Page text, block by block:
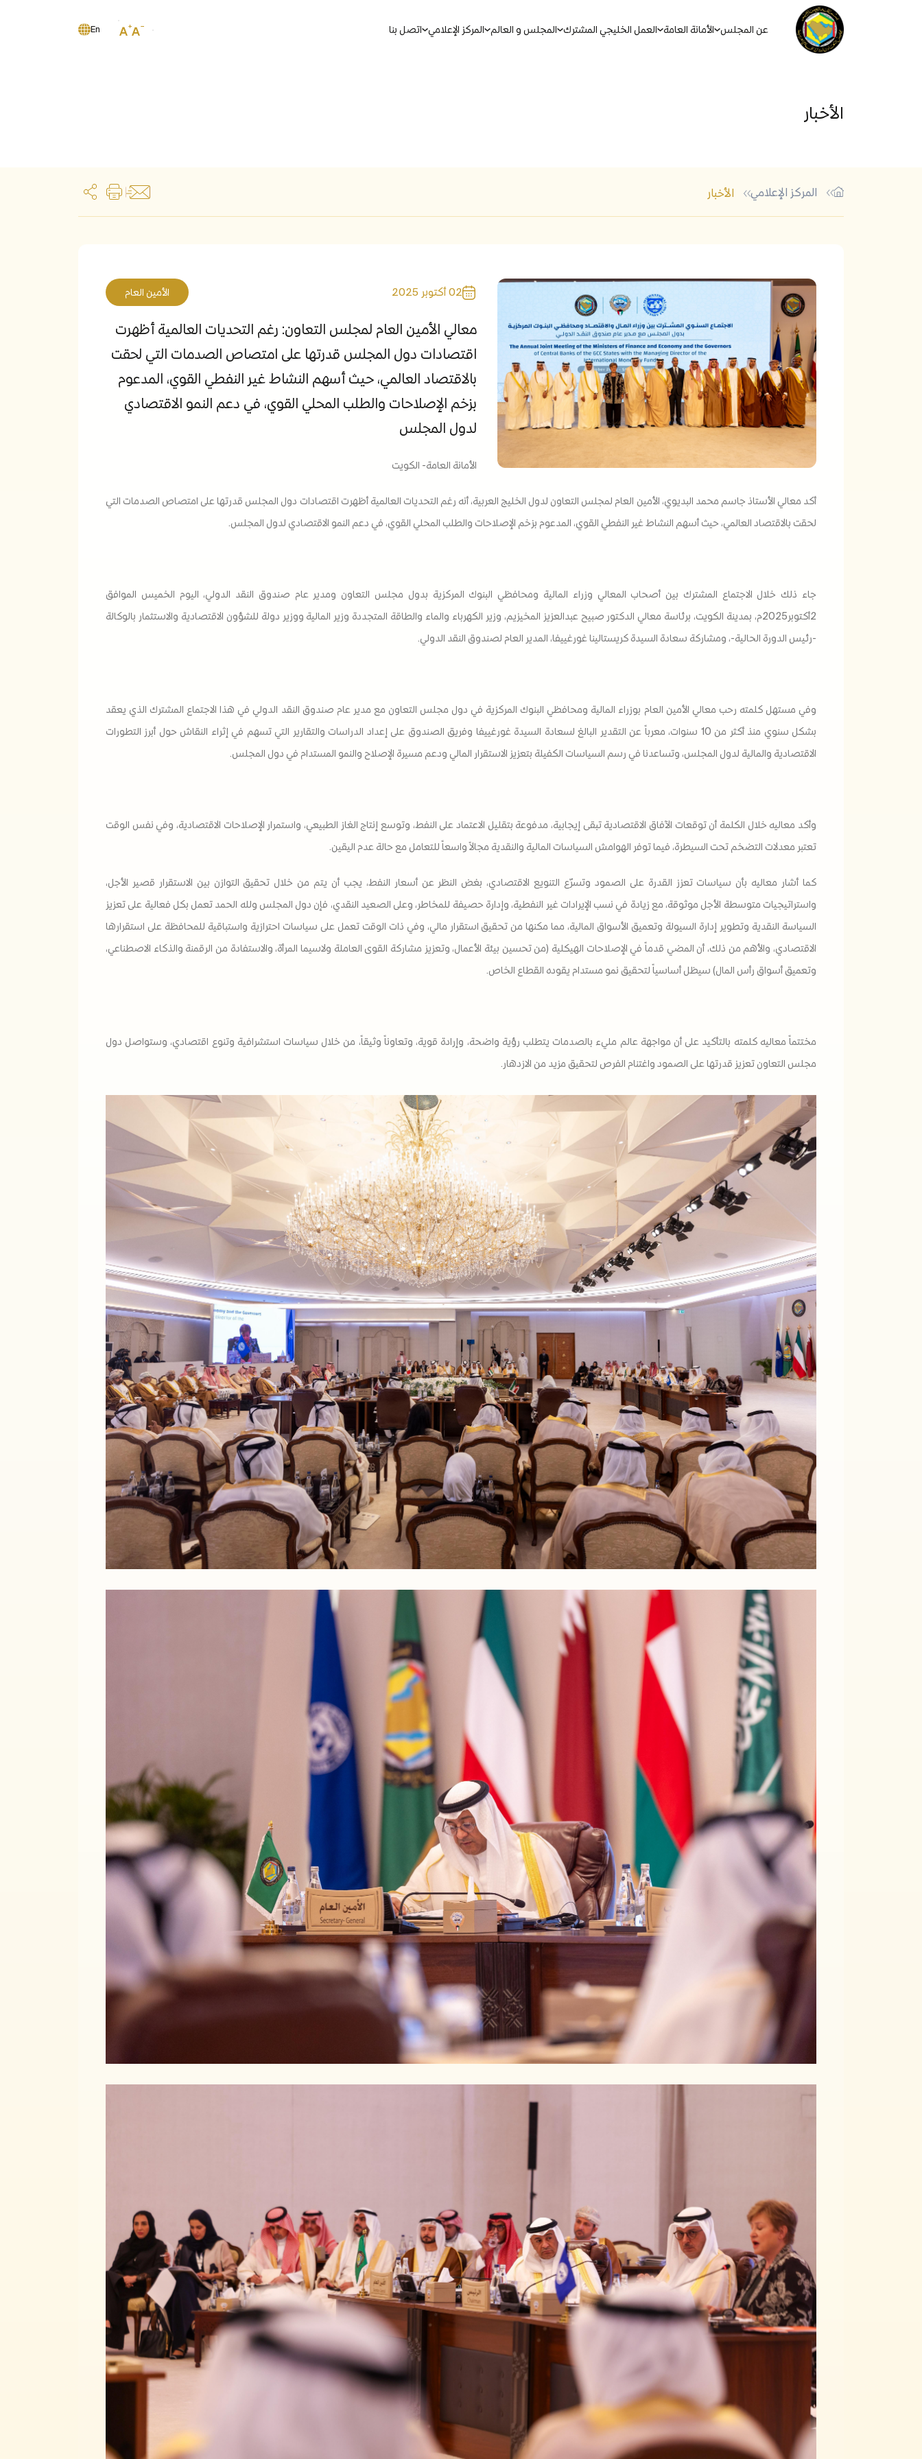
عن المجلس الأمانة العامة العمل الخليجي المشترك المجلس و العالم المركز الإعلامي اتصل بنا En
الأخبار
المركز الإعلامي الأخبار
02 أكتوبر 2025 الأمين العام
معالي الأمين العام لمجلس التعاون: رغم التحديات العالمية أظهرت
اقتصادات دول المجلس قدرتها على امتصاص الصدمات التي لحقت
بالاقتصاد العالمي، حيث أسهم النشاط غير النفطي القوي، المدعوم
بزخم الإصلاحات والطلب المحلي القوي، في دعم النمو الاقتصادي
لدول المجلس
الأمانة العامة- الكويت
أكد معالي الأستاذ جاسم محمد البديوي، الأمين العام لمجلس التعاون لدول الخليج العربية، أنه رغم التحديات العالمية أظهرت اقتصادات دول المجلس قدرتها على امتصاص الصدمات التي
لحقت بالاقتصاد العالمي، حيث أسهم النشاط غير النفطي القوي، المدعوم بزخم الإصلاحات والطلب المحلي القوي، في دعم النمو الاقتصادي لدول المجلس.
جاء ذلك خلال الاجتماع المشترك بين أصحاب المعالي وزراء المالية ومحافظي البنوك المركزية بدول مجلس التعاون ومدير عام صندوق النقد الدولي، اليوم الخميس الموافق
2أكتوبر2025م، بمدينة الكويت، برئاسة معالي الدكتور صبيح عبدالعزيز المخيزيم، وزير الكهرباء والماء والطاقة المتجددة وزير المالية ووزير دولة للشؤون الاقتصادية والاستثمار بالوكالة
-رئيس الدورة الحالية-، ومشاركة سعادة السيدة كريستالينا غورغييفا، المدير العام لصندوق النقد الدولي.
وفي مستهل كلمته رحب معالي الأمين العام بوزراء المالية ومحافظي البنوك المركزية في دول مجلس التعاون مع مدير عام صندوق النقد الدولي في هذا الاجتماع المشترك الذي يعقد
بشكل سنوي منذ أكثر من 10 سنوات، معرباً عن التقدير البالغ لسعادة السيدة غورغييفا وفريق الصندوق على إعداد الدراسات والتقارير التي تسهم في إثراء النقاش حول أبرز التطورات
الاقتصادية والمالية لدول المجلس، وتساعدنا في رسم السياسات الكفيلة بتعزيز الاستقرار المالي ودعم مسيرة الإصلاح والنمو المستدام في دول المجلس.
وأكد معاليه خلال الكلمة أن توقعات الآفاق الاقتصادية تبقى إيجابية، مدفوعة بتقليل الاعتماد على النفط، وتوسع إنتاج الغاز الطبيعي، واستمرار الإصلاحات الاقتصادية، وفي نفس الوقت
تعتبر معدلات التضخم تحت السيطرة، فيما توفر الهوامش السياسات المالية والنقدية مجالاً واسعاً للتعامل مع حالة عدم اليقين.
كما أشار معاليه بأن سياسات تعزز القدرة على الصمود وتسرّع التنويع الاقتصادي، بغض النظر عن أسعار النفط، يجب أن يتم من خلال تحقيق التوازن بين الاستقرار قصير الأجل،
واستراتيجيات متوسطة الأجل موثوقة، مع زيادة في نسب الإيرادات غير النفطية، وإدارة حصيفة للمخاطر، وعلى الصعيد النقدي، فإن دول المجلس ولله الحمد تعمل بكل فعالية على تعزيز
السياسة النقدية وتطوير إدارة السيولة وتعميق الأسواق المالية، مما مكنها من تحقيق استقرار مالي، وفي ذات الوقت تعمل على سياسات احترازية واستباقية للمحافظة على استقرارها
الاقتصادي، والأهم من ذلك، أن المضي قدماً في الإصلاحات الهيكلية (من تحسين بيئة الأعمال، وتعزيز مشاركة القوى العاملة ولاسيما المرأة، والاستفادة من الرقمنة والذكاء الاصطناعي،
وتعميق أسواق رأس المال) سيظل أساسياً لتحقيق نمو مستدام يقوده القطاع الخاص.
مختتماً معاليه كلمته بالتأكيد على أن مواجهة عالم مليء بالصدمات يتطلب رؤية واضحة، وإرادة قوية، وتعاوناً وثيقاً، من خلال سياسات استشرافية وتنوع اقتصادي، وستواصل دول
مجلس التعاون تعزيز قدرتها على الصمود واغتنام الفرص لتحقيق مزيد من الازدهار.
أكثر الكلمات الشائعة في البحث